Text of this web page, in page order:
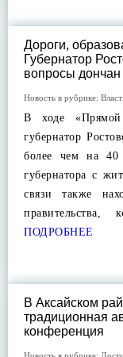
Дороги,
Губернатор
вопросы дончан
Новость в рубрике:
В ходе «Прямой
губернатор
более чем на 40
губернатора с
связи также
ПОДРОБНЕЕ
В Аксайском
традиционная
конференция